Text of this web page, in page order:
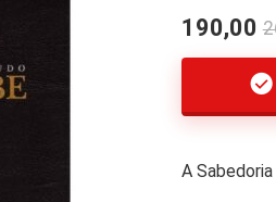
190,00
A